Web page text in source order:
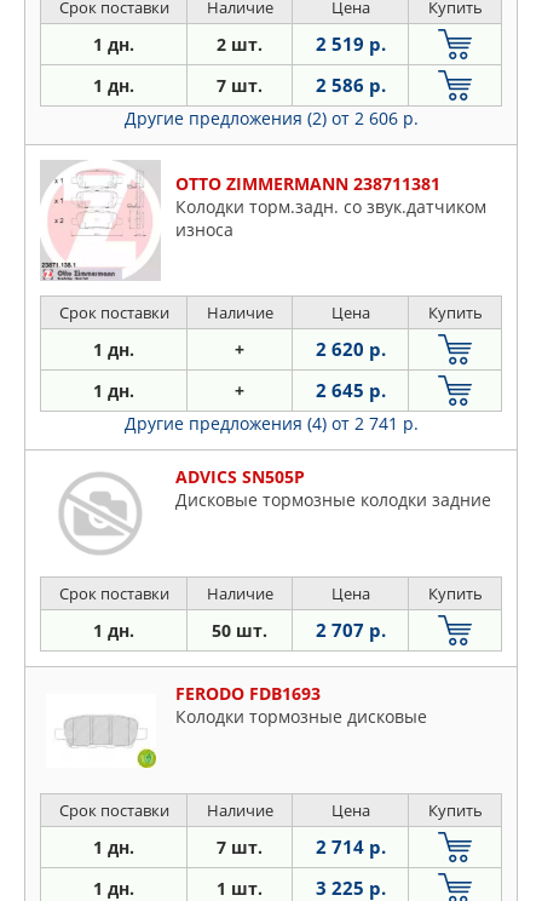
Срок поставки Наличие Цена Купить
1 дн. 2 шт. 2 519 р.
1 дн. 7 шт. 2 586 р.
Другие предложения (2) от 2 606 р.
OTTO ZIMMERMANN 238711381
Колодки торм.задн. со звук.датчиком
износа
Срок поставки Наличие Цена Купить
1 дн. + 2 620 р.
1 дн. + 2 645 р.
Другие предложения (4) от 2 741 р.
ADVICS SN505P
Дисковые тормозные колодки задние
Срок поставки Наличие Цена Купить
1 дн. 50 шт. 2 707 р.
FERODO FDB1693
Колодки тормозные дисковые
Срок поставки Наличие Цена Купить
1 дн. 7 шт. 2 714 р.
1 дн. 1 шт. 3 225 р.